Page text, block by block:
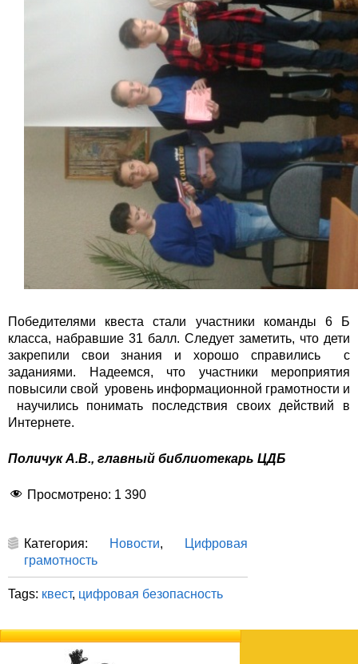
Победителями квеста стали участники команды 6 Б
класса, набравшие 31 балл. Следует заметить, что дети
закрепили свои знания и хорошо справились с
заданиями. Надеемся, что участники мероприятия
повысили свой уровень информационной грамотности и
научились понимать последствия своих действий в
Интернете.
Поличук А.В., главный библиотекарь ЦДБ
Просмотрено: 1 390
Категория: Новости,
Цифровая
грамотность
Tags: квест, цифровая безопасность